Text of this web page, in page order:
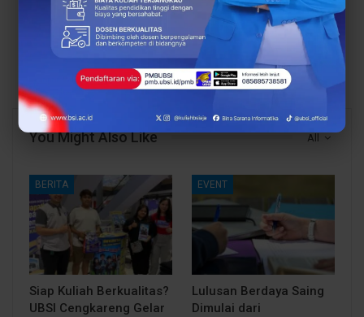
Menyulam Harapan
UBSI Kampus Margonda
Gelar Bincang Kampus
Bersama Orang Tua
Menyadari, Sport
Competition BSI FLASH
2026 Bukan Lagi Soal
Keringat
All
You Might Also Like
BERITA
Siap Kuliah Berkualitas?
UBSI Cengkareng Gelar
EVENT
Lulusan Berdaya Saing
Dimulai dari